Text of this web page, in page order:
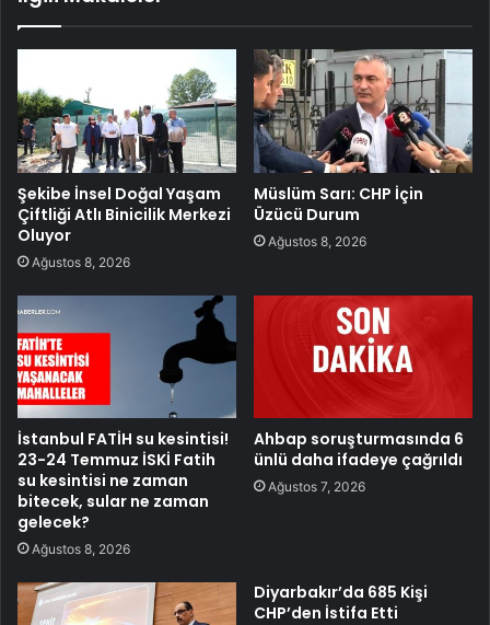
Şekibe İnsel Doğal Yaşam
Çiftliği Atlı Binicilik Merkezi
Oluyor
Ağustos 8, 2026
Müslüm Sarı: CHP İçin
Üzücü Durum
Ağustos 8, 2026
İstanbul FATİH su kesintisi!
23-24 Temmuz İSKİ Fatih
su kesintisi ne zaman
bitecek, sular ne zaman
gelecek?
Ağustos 8, 2026
Ahbap soruşturmasında 6
ünlü daha ifadeye çağrıldı
Ağustos 7, 2026
Diyarbakır’da 685 Kişi
CHP’den İstifa Etti